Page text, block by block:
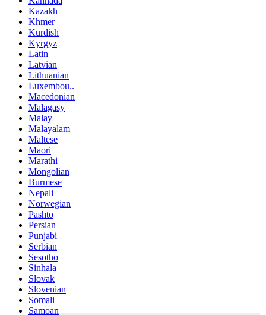
Kazakh
Khmer
Kurdish
Kyrgyz
Latin
Latvian
Lithuanian
Luxembou..
Macedonian
Malagasy
Malay
Malayalam
Maltese
Maori
Marathi
Mongolian
Burmese
Nepali
Norwegian
Pashto
Persian
Punjabi
Serbian
Sesotho
Sinhala
Slovak
Slovenian
Somali
Samoan